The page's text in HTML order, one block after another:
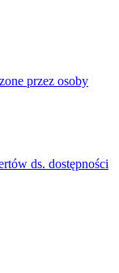
przez osoby
ds. dostępności